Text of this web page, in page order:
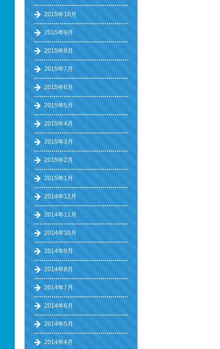
2015年10月
2015年9月
2015年8月
2015年7月
2015年6月
2015年5月
2015年4月
2015年3月
2015年2月
2015年1月
2014年12月
2014年11月
2014年10月
2014年9月
2014年8月
2014年7月
2014年6月
2014年5月
2014年4月